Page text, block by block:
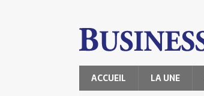
ACCUEIL LA UNE